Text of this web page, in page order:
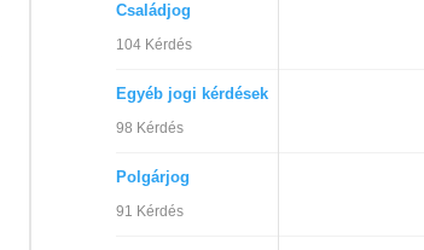
Családjog
104 Kérdés
Egyéb jogi kérdések
98 Kérdés
Polgárjog
91 Kérdés